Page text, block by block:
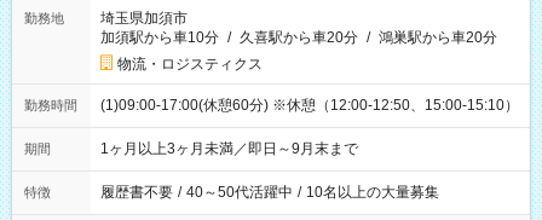
勤務地
埼玉県加須市
加須駅から車10分 / 久喜駅から車20分 / 鴻巣駅から車20分
物流・ロジスティクス
勤務時間 (1)09:00-17:00(休憩60分) ※休憩（12:00-12:50、15:00-15:10）
期間 1ヶ月以上3ヶ月未満／即日～9月末まで
特徴 履歴書不要 / 40～50代活躍中 / 10名以上の大量募集